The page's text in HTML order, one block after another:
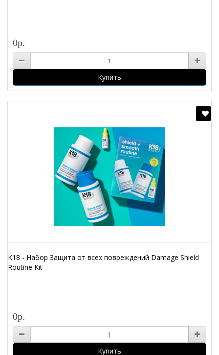
0р.
Купить
K18 - Набор Защита от всех повреждений Damage Shield
Routine Kit
0р.
Купить